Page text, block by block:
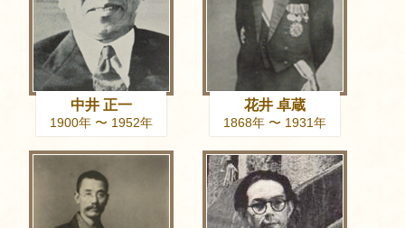
中井 正一
1900年 〜 1952年
花井 卓蔵
1868年 〜 1931年